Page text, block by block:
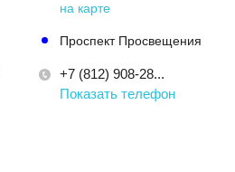
на карте
Проспект Просвещения
+7 (812) 908-28...
Показать телефон